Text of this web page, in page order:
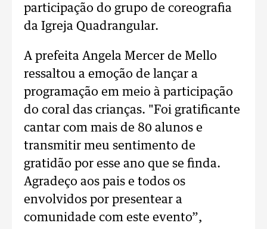
participação do grupo de coreografia
da Igreja Quadrangular.
A prefeita Angela Mercer de Mello
ressaltou a emoção de lançar a
programação em meio à participação
do coral das crianças. "Foi gratificante
cantar com mais de 80 alunos e
transmitir meu sentimento de
gratidão por esse ano que se finda.
Agradeço aos pais e todos os
envolvidos por presentear a
comunidade com este evento”,